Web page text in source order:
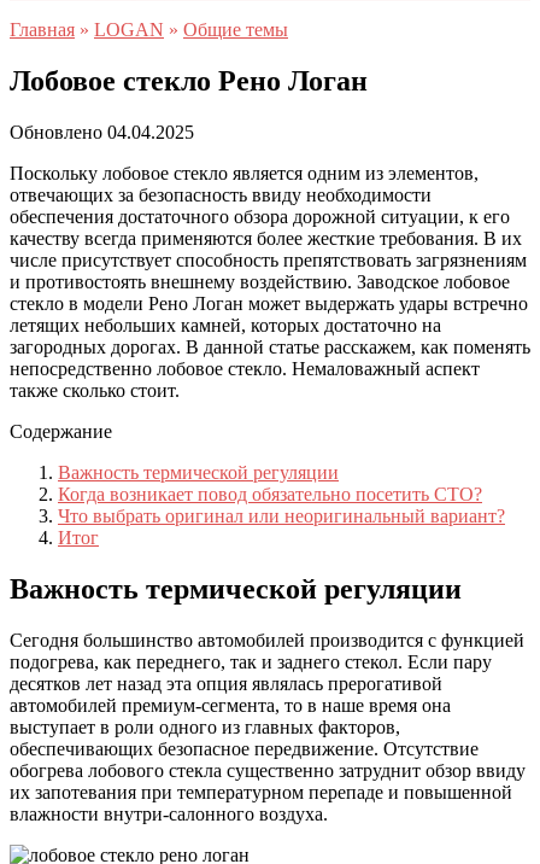
Главная » LOGAN » Общие темы
Лобовое стекло Рено Логан
Обновлено 04.04.2025
Поскольку лобовое стекло является одним из элементов,
отвечающих за безопасность ввиду необходимости
обеспечения достаточного обзора дорожной ситуации, к его
качеству всегда применяются более жесткие требования. В их
числе присутствует способность препятствовать загрязнениям
и противостоять внешнему воздействию. Заводское лобовое
стекло в модели Рено Логан может выдержать удары встречно
летящих небольших камней, которых достаточно на
загородных дорогах. В данной статье расскажем, как поменять
непосредственно лобовое стекло. Немаловажный аспект
также сколько стоит.
Содержание
Важность термической регуляции
Когда возникает повод обязательно посетить СТО?
Что выбрать оригинал или неоригинальный вариант?
Итог
Важность термической регуляции
Сегодня большинство автомобилей производится с функцией
подогрева, как переднего, так и заднего стекол. Если пару
десятков лет назад эта опция являлась прерогативой
автомобилей премиум-сегмента, то в наше время она
выступает в роли одного из главных факторов,
обеспечивающих безопасное передвижение. Отсутствие
обогрева лобового стекла существенно затруднит обзор ввиду
их запотевания при температурном перепаде и повышенной
влажности внутри-салонного воздуха.